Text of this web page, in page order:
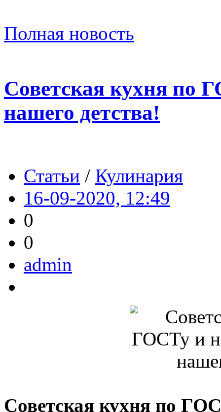
Полная новость
Советская кухня по
нашего детства!
Статьи / Кулинария
16-09-2020, 12:49
0
0
admin
Советская кухня по